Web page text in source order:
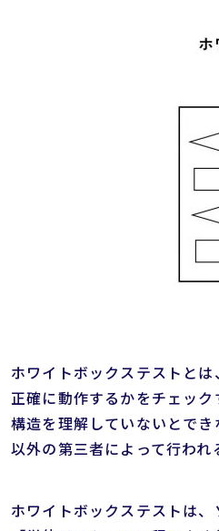
ホワイトボックステストと
正確に動作するかをチェッ
構造を理解していないとで
以外の第三者によって行われ
ホワイトボックステストは